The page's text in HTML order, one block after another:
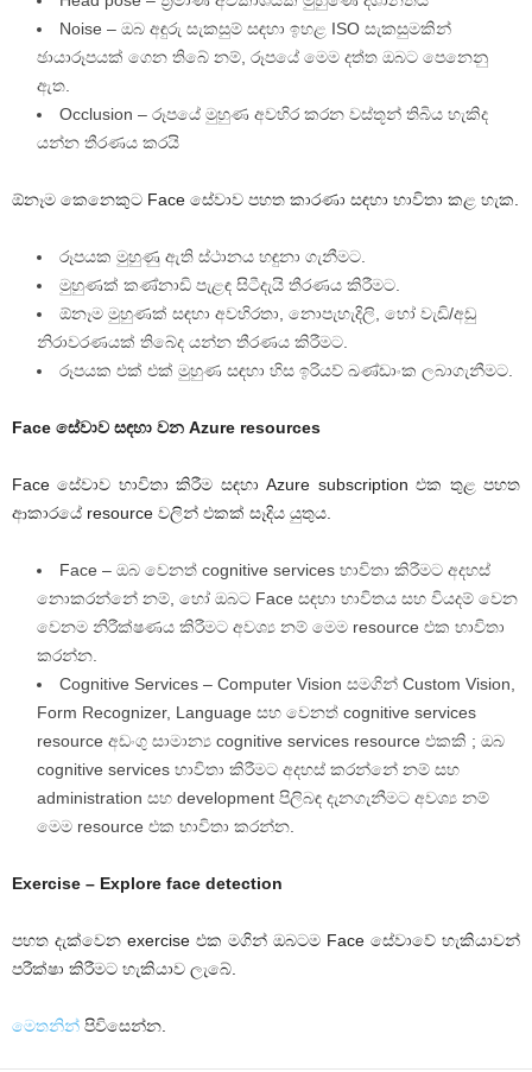
Noise – ඔබ අඳුරු සැකසුම් සඳහා ඉහළ ISO සැකසුමකින්
ඡායාරූපයක් ගෙන තිබේ නම්, රූපයේ මෙම දත්ත ඔබට පෙනෙනු
ඇත.
Occlusion – රූපයේ මුහුණ අවහිර කරන වස්තූන් තිබිය හැකිද
යන්න තීරණය කරයි
ඕනෑම කෙනෙකුට Face සේවාව පහත කාරණා සඳහා භාවිතා කළ හැක.
රූපයක මුහුණු ඇති ස්ථානය හඳුනා ගැනීමට.
මුහුණක් කණ්නාඩි පැළඳ සිටීදැයි තීරණය කිරීමට.
ඕනෑම මුහුණක් සඳහා අවහිරතා, නොපැහැදිලි, හෝ වැඩි/අඩු
නිරාවරණයක් තිබේද යන්න තීරණය කිරීමට.
රූපයක එක් එක් මුහුණ සඳහා හිස ඉරියව් ඛණ්ඩාංක ලබාගැනීමට.
Face සේවාව සඳහා වන Azure resources
Face සේවාව භාවිතා කිරීම සඳහා Azure subscription එක තුළ පහත
ආකාරයේ resource වලින් එකක් සෑදිය යුතුය.
Face – ඔබ වෙනත් cognitive services භාවිතා කිරීමට අදහස්
නොකරන්නේ නම්, හෝ ඔබට Face සඳහා භාවිතය සහ වියදම් වෙන
වෙනම නිරීක්ෂණය කිරීමට අවශ්‍ය නම් මෙම resource එක භාවිතා
කරන්න.
Cognitive Services – Computer Vision සමගින් Custom Vision,
Form Recognizer, Language සහ වෙනත් cognitive services
resource අඩංගු සාමාන්‍ය cognitive services resource එකකි ; ඔබ
cognitive services භාවිතා කිරීමට අදහස් කරන්නේ නම් සහ
administration සහ development පිලිබඳ දැනගැනීමට අවශ්‍ය නම්
මෙම resource එක භාවිතා කරන්න.
Exercise – Explore face detection
පහත දැක්වෙන exercise එක මගින් ඔබටම Face සේවාවේ හැකියාවන්
පරීක්ෂා කිරීමට හැකියාව ලැබේ.
මෙතනින් පිවිසෙන්න.